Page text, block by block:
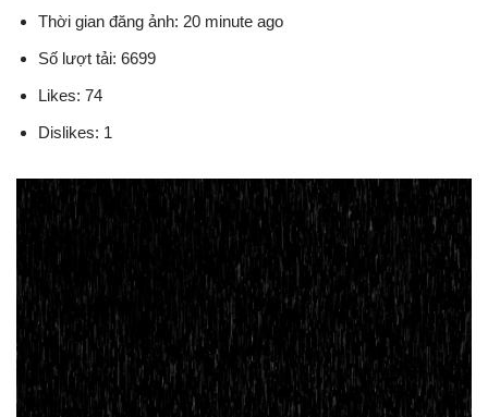
Thời gian đăng ảnh: 20 minute ago
Số lượt tải: 6699
Likes: 74
Dislikes: 1